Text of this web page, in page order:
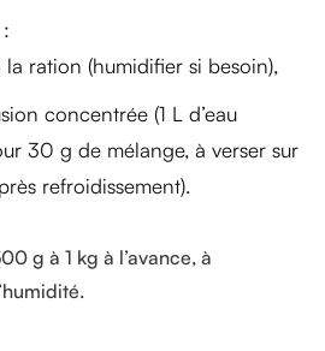
:
la ration (humidifier si besoin),
concentrée (1 L d’eau
30 g de mélange, à verser sur
refroidissement).
g à 1 kg à l’avance, à